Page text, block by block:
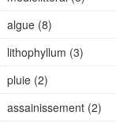
algue (8)
lithophyllum (3)
pluie (2)
assainissement (2)